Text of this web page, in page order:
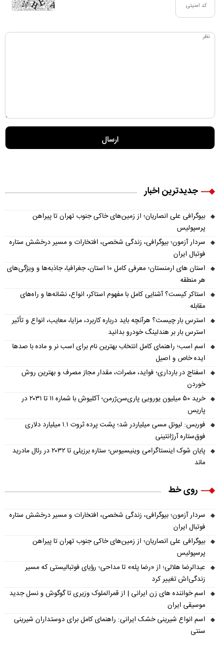
جدیدترین اخبار
بیوگرافی علی انصاریان؛ از زمین‌های خاکی جنوب تهران تا پیراهن
پرسپولیس
سردار آزمون؛ بیوگرافی، زندگی شخصی، افتخارات و مسیر درخشش ستاره
فوتبال ایران
استان های ارمنستان؛ معرفی کامل ۱۰ استان، جغرافیا، جاذبه‌ها و ویژگی‌های
هر منطقه
استاکر کیست؟ آشنایی کامل با مفهوم استاکر، انواع، نشانه‌ها و راه‌های
مقابله
استرس بار چیست؟ هرآنچه باید درباره کاربرد، مزایا، معایب، انواع و تأثیر
استرس بار بر هندلینگ خودرو بدانید
اسم اسب؛ راهنمای کامل انتخاب بهترین نام برای اسب نر و ماده با صدها
ایده خاص و اصیل
اسفناج در بارداری؛ فواید، مضرات، مقدار مجاز مصرف و بهترین روش
خوردن
خرید ۵۰ میلیون یورویی پاری‌سن‌ژرمن؛ آکلیوش با شماره ۱۱ تا ۲۰۳۱ در
پاریس
فوربس: لیونل مسی میلیاردر شد؛ پشت پرده ثروت ۱.۱ میلیارد دلاری
فوق‌ستاره آرژانتینی
پایان شوک اینستاگرامی وینیسیوس؛ ستاره برزیلی تا ۲۰۳۲ در رئال مادرید
ماند
روی خط
سردار آزمون؛ بیوگرافی، زندگی شخصی، افتخارات و مسیر درخشش ستاره
فوتبال ایران
بیوگرافی علی انصاریان؛ از زمین‌های خاکی جنوب تهران تا پیراهن
پرسپولیس
عبدالرضا هلالی؛ از «رضا پله» تا مداحی؛ رؤیای فوتبالیستی که مسیر
زندگی‌اش تغییر کرد
اسم خواننده های زن ایرانی | از قمرالملوک وزیری تا گوگوش و نسل جدید
موسیقی ایران
اسم انواع شیرینی خشک ایرانی: راهنمای کامل برای دوستداران شیرینی
سنتی